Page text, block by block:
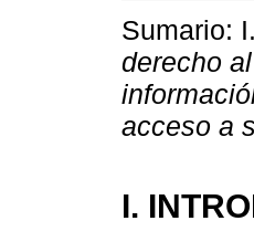
Sumario: I.
derecho
acceso a
I.